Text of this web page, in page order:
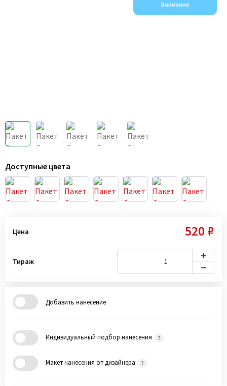
Внимание
Доступные цвета
Цена 520 ₽
Тираж
Добавить нанесение
Индивидуальный подбор нанесения
Макет нанесения от дизайнера